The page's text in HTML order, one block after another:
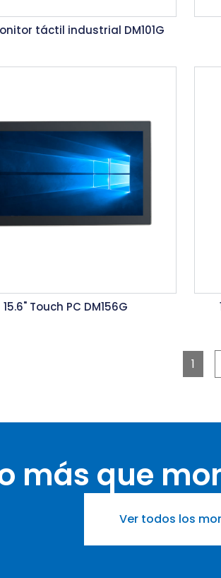
táctil industrial DM101G
15.6" Touch PC DM156G
1
más que
Ver todos los